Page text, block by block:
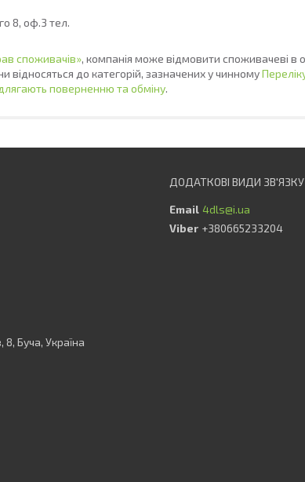
8, оф.3 тел.
споживачів», компанія може відмовити споживачеві в
відносяться до категорій, зазначених у чинному
поверненню та обміну.
Буча, Україна
4dls@i.ua
+380665233204